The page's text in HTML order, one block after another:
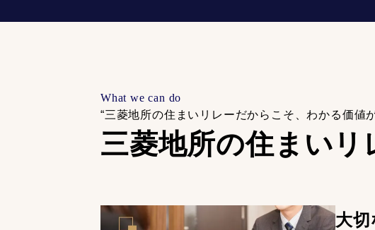
What we can do
“三菱地所の住まいリレーだからこそ、 わかる価値
三菱地所の住まいリ
大